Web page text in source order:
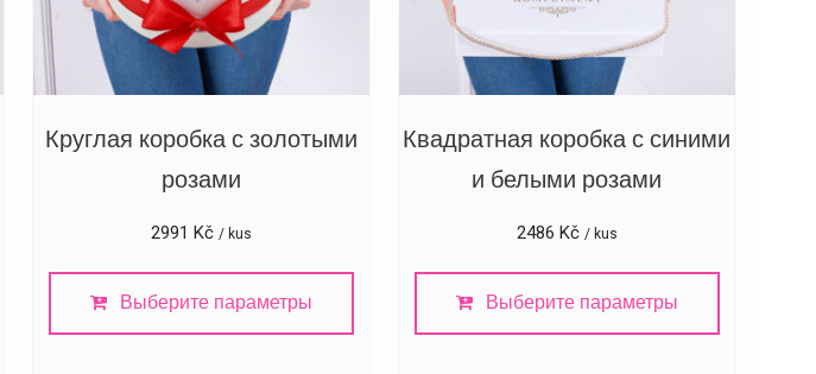
Круглая коробка с золотыми
розами
2991 Kč / kus
Выберите параметры
Квадратная коробка с синими
и белыми розами
2486 Kč / kus
Выберите параметры